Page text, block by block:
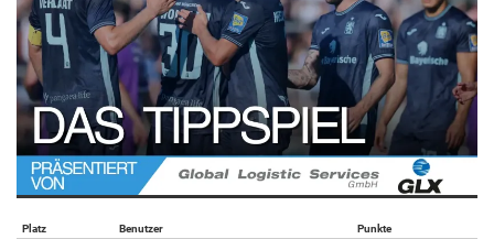
Platz Benutzer
Punkte